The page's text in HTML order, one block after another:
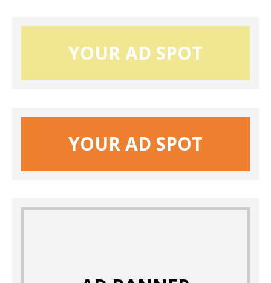
YOUR AD SPOT
YOUR AD SPOT